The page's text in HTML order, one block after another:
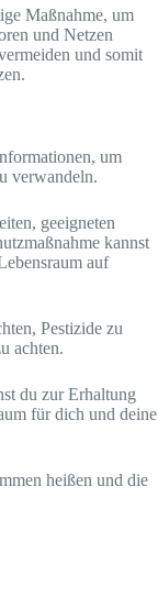
Maßnahme, um
und Netzen
und somit
um
verwandeln.
geeigneten
kannst
auf
Pestizide zu
achten.
du zur Erhaltung
für dich und deine
heißen und die